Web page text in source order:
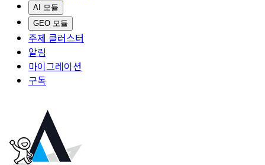
AI 모듈
GEO 모듈
주제 클러스터
알림
마이그레이션
구독